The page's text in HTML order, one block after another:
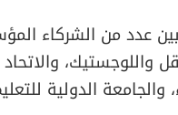
عدد من الشركاء
واللوجستيك،
والجامعة الدولية